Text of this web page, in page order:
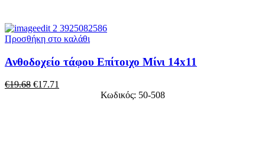
Προσθήκη στο καλάθι
Ανθοδοχείο τάφου Επίτοιχο Μίνι 14x11
€19.68 €17.71
Κωδικός: 50-508